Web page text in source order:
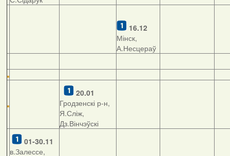
16.12
Мінск,
А.Несцераў
20.01
Гродзенскі р-н,
Я.Сліж,
Дз.Вінчэўскі
01-30.11
в.Залессе,